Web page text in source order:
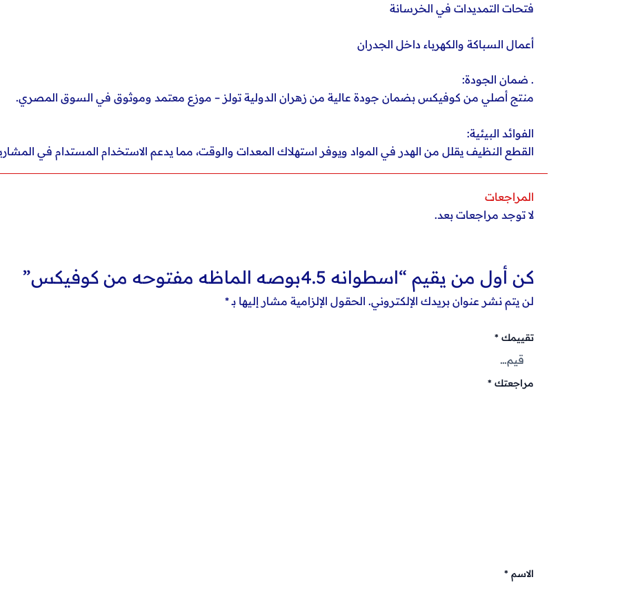
فتحات التمديدات في الخرسانة
أعمال السباكة والكهرباء داخل الجدران
. ضمان الجودة:
منتج أصلي من كوفيكس بضمان جودة عالية من زهران الدولية تولز – موزع معتمد وموثوق في السوق المصري.
الفوائد البيئية:
القطع النظيف يقلل من الهدر في المواد ويوفر استهلاك المعدات والوقت، مما يدعم الاستخدام المستدام في
المراجعات
لا توجد مراجعات بعد.
كن أول من يقيم “اسطوانه 4.5بوصه الماظه مفتوحه من كوفيكس”
لن يتم نشر عنوان بريدك الإلكتروني. الحقول الإلزامية مشار إليها بـ*
تقييمك *
مراجعتك *
الاسم *